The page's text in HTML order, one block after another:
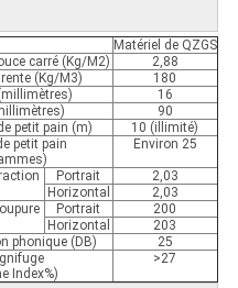
Matériel de QZGS
carré (Kg/M2)
2,88
(Kg/M3)
180
16
90
petit pain (m)
10 (illimité)
petit pain
Environ 25
Portrait
2,03
Horizontal
2,03
Portrait
200
Horizontal
203
phonique (DB)
25
Index%)
>27